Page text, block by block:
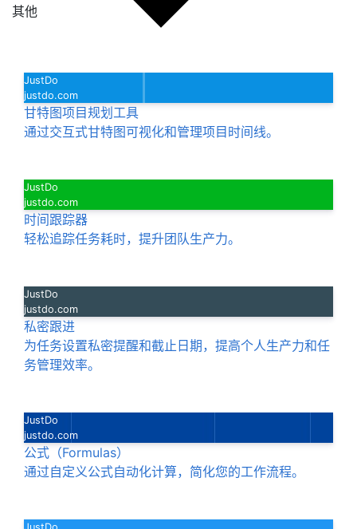
其他
JustDo
justdo.com
甘特图项目规划工具
通过交互式甘特图可视化和管理项目时间线。
JustDo
justdo.com
时间跟踪器
轻松追踪任务耗时，提升团队生产力。
JustDo
justdo.com
私密跟进
为任务设置私密提醒和截止日期，提高个人生产力和任
务管理效率。
JustDo
justdo.com
公式（Formulas）
通过自定义公式自动化计算，简化您的工作流程。